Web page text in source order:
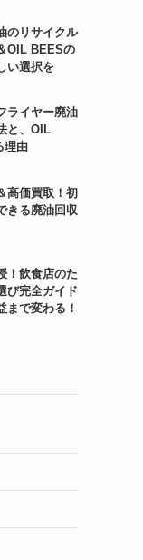
のリサイクル
OIL BEESの
い選択を
ライヤー廃油
と、OIL
理由
高価買取！初
きる廃油回収
！飲食店のた
び完全ガイド
まで変わる！